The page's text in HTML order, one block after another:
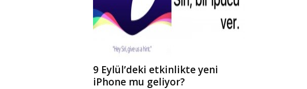
9 Eylül’deki etkinlikte yeni
iPhone mu geliyor?